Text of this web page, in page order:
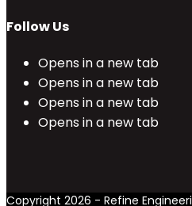
Follow Us
Opens in a new tab
Opens in a new tab
Opens in a new tab
Opens in a new tab
Copyright 2026 - Refine